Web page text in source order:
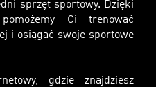
sprzęt sportowy. Dzięki
Ci trenować
i osiągać swoje sportowe
gdzie znajdziesz